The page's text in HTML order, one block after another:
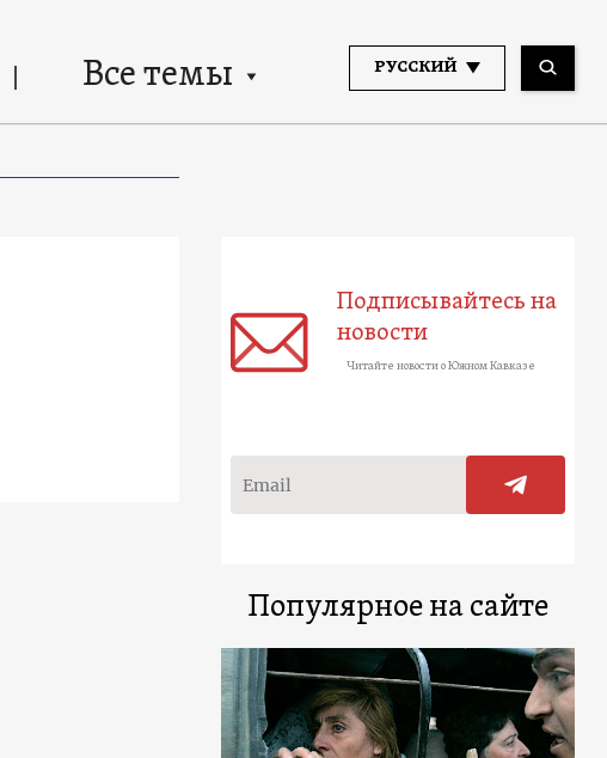
Все темы РУССКИЙ
Подписывайтесь на
новости
Читайте новости о Южном Кавказе
Популярное на сайте